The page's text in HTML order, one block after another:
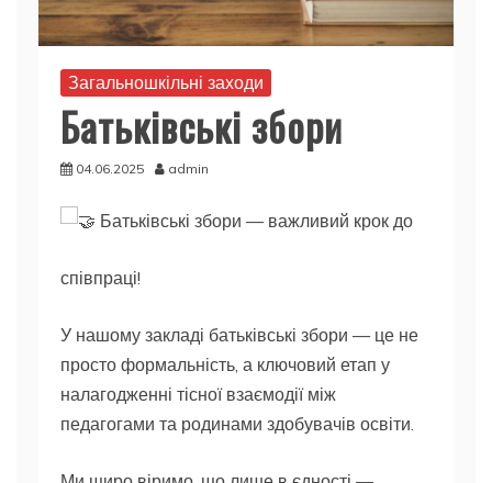
Загальношкільні заходи
Батьківські збори
04.06.2025 admin
Батьківські збори — важливий крок до
співпраці!
У нашому закладі батьківські збори — це не
просто формальність, а ключовий етап у
налагодженні тісної взаємодії між
педагогами та родинами здобувачів освіти.